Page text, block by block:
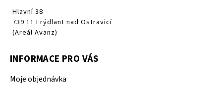
Hlavní 38
739 11 Frýdlant nad Ostravicí
(Areál Avanz)
INFORMACE PRO VÁS
Moje objednávka